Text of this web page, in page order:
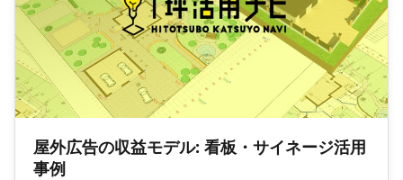
屋外広告の収益モデル: 看板・サイネージ活用
事例